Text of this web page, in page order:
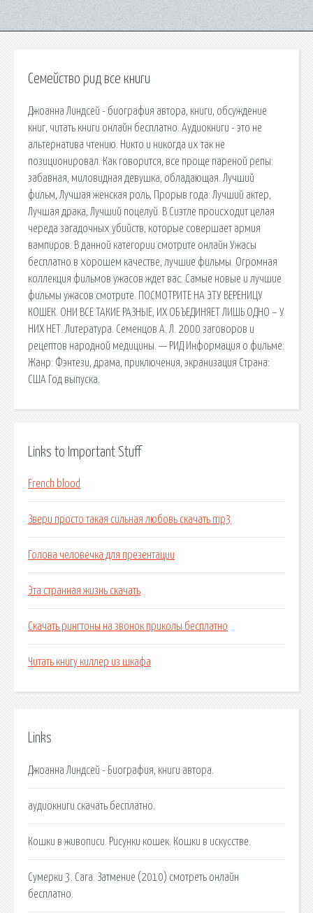
Семейство рид все книги
Джоанна Линдсей - биография автора, книги, обсуждение
книг, читать книги онлайн бесплатно. Аудиокниги - это не
альтернатива чтению. Никто и никогда их так не
позиционировал. Как говорится, все проще пареной репы:
забавная, миловидная девушка, обладающая. Лучший
фильм, Лучшая женская роль, Прорыв года: Лучший актер,
Лучшая драка, Лучший поцелуй. В Сиэтле происходит целая
череда загадочных убийств, которые совершает армия
вампиров. В данной категории смотрите онлайн Ужасы
бесплатно в хорошем качестве, лучшие фильмы. Огромная
коллекция фильмов ужасов ждет вас. Самые новые и лучшие
фильмы ужасов смотрите. ПОСМОТРИТЕ НА ЭТУ ВЕРЕНИЦУ
КОШЕК. ОНИ ВСЕ ТАКИЕ РАЗНЫЕ, ИХ ОБЪЕДИНЯЕТ ЛИШЬ ОДНО – У
НИХ НЕТ. Литература. Семенцов А. Л. 2000 заговоров и
рецептов народной медицины. — РИД Информация о фильме:
Жанр: Фэнтези, драма, приключения, экранизация Страна:
США Год выпуска.
Links to Important Stuff
French blood
Звери просто такая сильная любовь скачать mp3
Голова человечка для презентации
Эта странная жизнь скачать
Скачать рингтоны на звонок приколы бесплатно
Читать книгу киллер из шкафа
Links
Джоанна Линдсей - Биография, книги автора.
аудиокниги скачать бесплатно.
Кошки в живописи. Рисунки кошек. Кошки в искусстве.
Сумерки 3. Сага. Затмение (2010) смотреть онлайн
бесплатно.